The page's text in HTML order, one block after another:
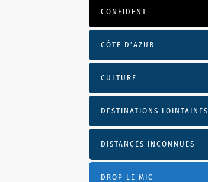
CONFIDENT
CÔTE D’AZUR
CULTURE
DESTINATIONS LOINTAINES
DISTANCES INCONNUES
DROP LE MIC